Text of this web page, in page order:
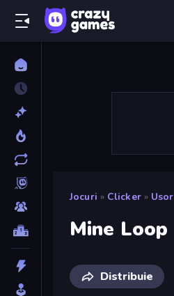
Jocuri » Clicker » Usor
Mine Loop
Distribuie